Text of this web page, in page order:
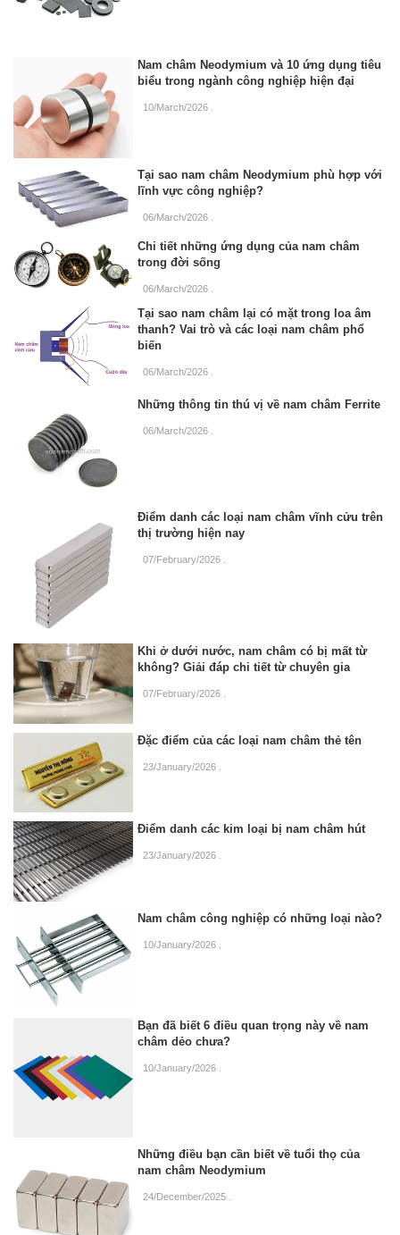
Nam châm Neodymium và 10 ứng dụng tiêu
biểu trong ngành công nghiệp hiện đại
10/March/2026
Tại sao nam châm Neodymium phù hợp với
lĩnh vực công nghiệp?
06/March/2026
Chi tiết những ứng dụng của nam châm
trong đời sống
06/March/2026
Tại sao nam châm lại có mặt trong loa âm
thanh? Vai trò và các loại nam châm phổ
biến
06/March/2026
Những thông tin thú vị về nam châm Ferrite
06/March/2026
Điểm danh các loại nam châm vĩnh cửu trên
thị trường hiện nay
07/February/2026
Khi ở dưới nước, nam châm có bị mất từ
không? Giải đáp chi tiết từ chuyên gia
07/February/2026
Đặc điểm của các loại nam châm thẻ tên
23/January/2026
Điểm danh các kim loại bị nam châm hút
23/January/2026
Nam châm công nghiệp có những loại nào?
10/January/2026
Bạn đã biết 6 điều quan trọng này về nam
châm dẻo chưa?
10/January/2026
Những điều bạn cần biết về tuổi thọ của
nam châm Neodymium
24/December/2025